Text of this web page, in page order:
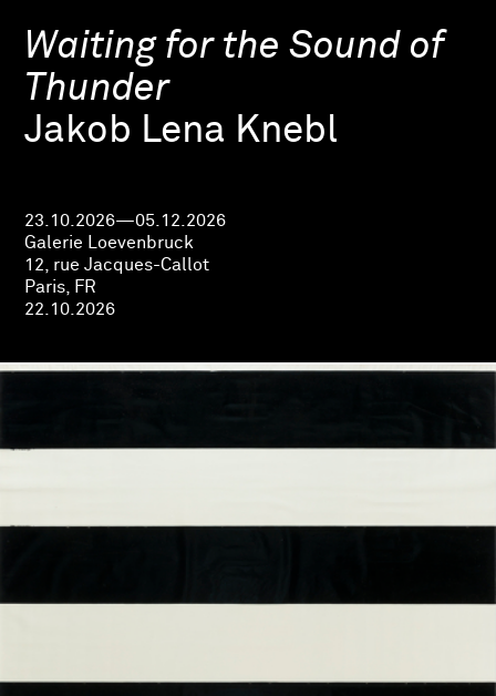
Waiting for the Sound of
Thunder
Jakob Lena Knebl
23.10.2026—05.12.2026
Galerie Loevenbruck
12, rue Jacques-Callot
Paris, FR
22.10.2026